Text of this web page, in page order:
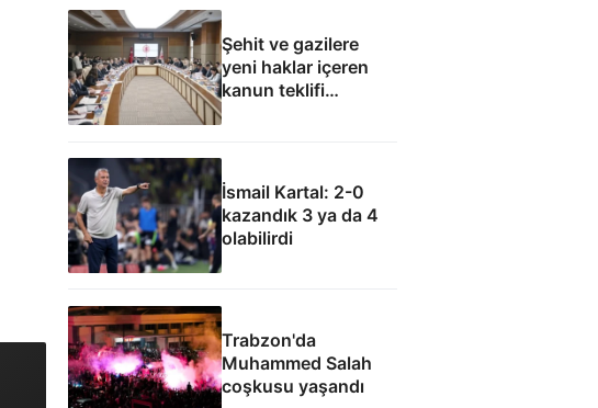
Şehit ve gazilere
yeni haklar içeren
kanun teklifi
komisyondan geçti
İsmail Kartal: 2-0
kazandık 3 ya da 4
olabilirdi
Trabzon'da
Muhammed Salah
coşkusu yaşandı